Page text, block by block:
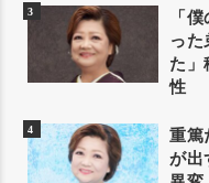
「
っ
た」
性
重篤
が出